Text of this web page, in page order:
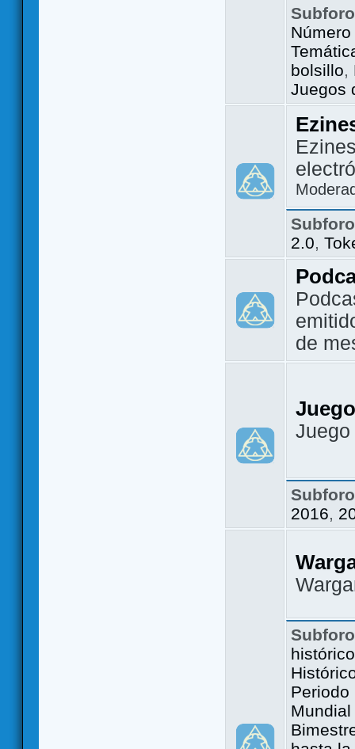
bolsillo,
Juegos
2.0,
de
2016,
Periodo